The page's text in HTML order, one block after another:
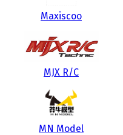
Maxiscoo
MJX R/C
MN Model